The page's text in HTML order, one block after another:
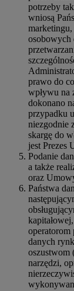
potrzeby
wniosą
osobowych
prawo do
wpływu na
dokonano
przypadku
niezgodnie
skargę do
jest Prezes
Podanie
a także
oraz
Państwa
operatorom
danych
oszustwom
narzędzi,